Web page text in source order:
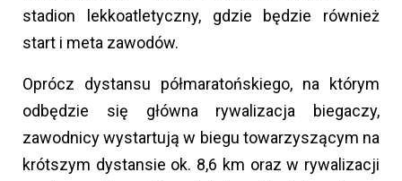
stadion lekkoatletyczny, gdzie będzie również
start i meta zawodów.
Oprócz dystansu półmaratońskiego, na którym
odbędzie się główna rywalizacja biegaczy,
zawodnicy wystartują w biegu towarzyszącym na
krótszym dystansie ok. 8,6 km oraz w rywalizacji